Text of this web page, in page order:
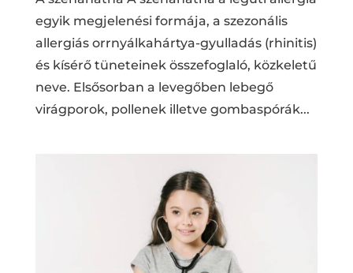
egyik megjelenési formája, a szezonális
allergiás orrnyálkahártya-gyulladás (rhinitis)
és kísérő tüneteinek összefoglaló, közkeletű
neve. Elsősorban a levegőben lebegő
virágporok, pollenek illetve gombaspórák...